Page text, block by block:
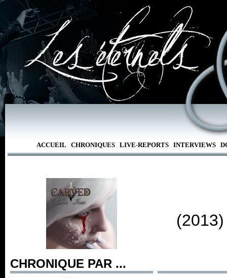
ACCUEIL CHRONIQUES LIVE-REPORTS INTERVIEWS
CHRONIQUE PAR ...